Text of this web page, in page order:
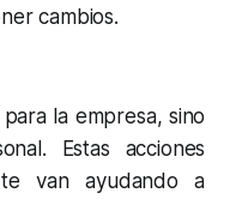
cambios.
la empresa, sino
Estas acciones
van ayudando a